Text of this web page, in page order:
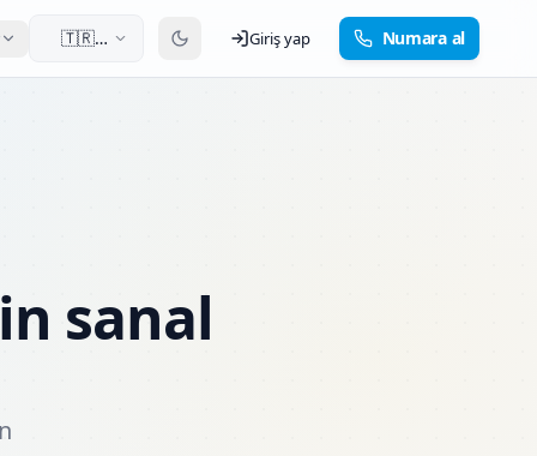
🇹🇷
Giriş yap Numara al
sanal